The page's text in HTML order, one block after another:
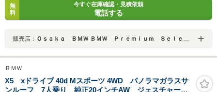
無
料
今すぐ在庫確認・見積依頼
電話する
販売店： Ｏｓａｋａ ＢＭＷ ＢＭＷ Ｐｒｅｍｉｕｍ Ｓｅｌｅｃｔｉｏｎ 城東鶴見
ＢＭＷ
X5 xドライブ 40d Mスポーツ 4WD パノラマガラスサ
ンルーフ 7人乗り 純正20インチAW ジェスチャーコ